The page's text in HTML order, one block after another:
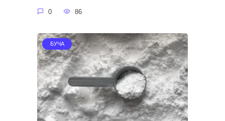
0 86
БУЧА